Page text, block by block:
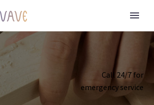
Call 24/7 for
emergency service